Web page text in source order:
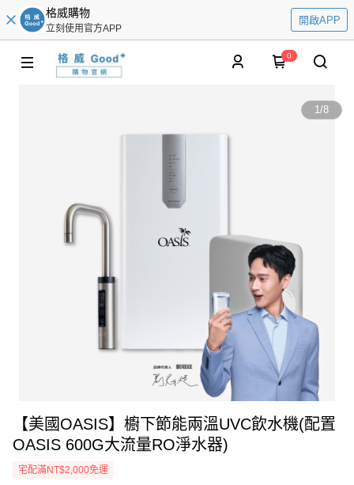
格威購物
立刻使用官方APP
開啟APP
0
1/8
【美國OASIS】櫥下節能兩溫UVC飲水機(配置
OASIS 600G大流量RO淨水器)
宅配滿NT$2,000免運